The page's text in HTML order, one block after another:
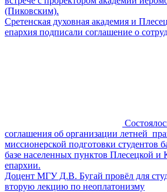
(Пиковским).
Сретенская духовная академия и
епархия подписали соглашение о
соглашения об организации летней
миссионерской подготовки студентов
базе населенных пунктов Плесецкой и
епархии.
Доцент МГУ Д.В. Бугай провёл для
вторую лекцию по неоплатонизму